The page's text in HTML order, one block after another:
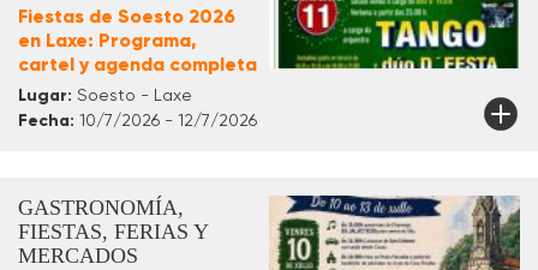
Fiestas de Soesto 2026
en Laxe: Programa,
cartel y agenda completa
Lugar: Soesto - Laxe
Fecha: 10/7/2026 - 12/7/2026
GASTRONOMÍA,
FIESTAS, FERIAS Y
MERCADOS